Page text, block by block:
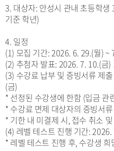
3. 대상자: 안성시 관내 초등학
기준 학년)
4. 일정
(1) 모집 기간: 2026. 6. 29.(월) ~
(2) 추첨자 발표: 2026. 7. 10.(금)
(3) 수강료 납부 및 증빙서류 제
(금)
* 선정된 수강생에 한함 (입금 관
* 수강료 면제 대상자의 증빙서
* 기한 내 미결제 시, 접수 취소
(4) 레벨 테스트 진행 기간:
* 레벨 테스트 진행 후, 수강생 희